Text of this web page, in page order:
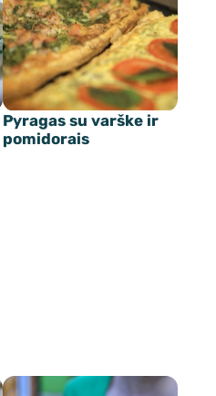
Pyragas su varške ir
pomidorais